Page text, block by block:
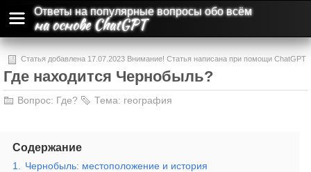
Ответы на популярные вопросы обо всём
на основе ChatGPT
Статья добавлена 17.07.2023 Внимание! Статья написана при помощи ChatGPT
и может содержать ошибки и неточности.
Где находится Чернобыль?
Вопрос: Где? Тема: география
Содержание
1.
Чернобыль: местоположение и история